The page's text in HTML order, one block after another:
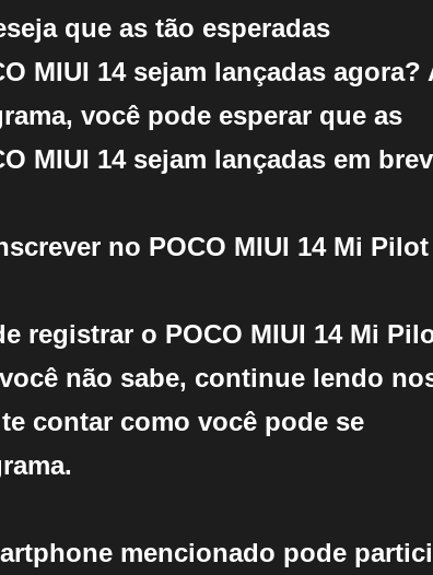
que as tão esperadas
MIUI 14 sejam lançadas agora?
você pode esperar que as
MIUI 14 sejam lançadas em
no POCO MIUI 14 Mi Pilot
registrar o POCO MIUI 14 Mi
não sabe, continue lendo
contar como você pode se
mencionado pode